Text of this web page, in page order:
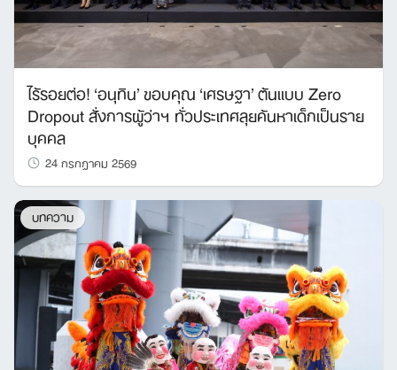
Search
for:
ไร้รอยต่อ! ‘อนุทิน’ ขอบคุณ ‘เศรษฐา’ ต้นแบบ Zero
Dropout สั่งการผู้ว่าฯ ทั่วประเทศลุยค้นหาเด็กเป็นราย
บุคคล
24 กรกฎาคม 2569
บทความ